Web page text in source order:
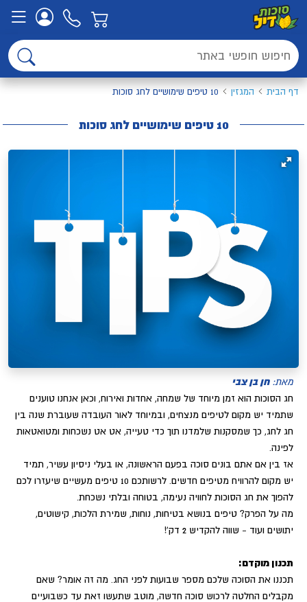
דף הבית המגזין 10 טיפים שימושיים לחג סוכות
10 טיפים שימושיים לחג סוכות
מאת:חן בן צבי
חג הסוכות הוא זמן מיוחד של שמחה, אחדות ואירוח, וכאן אנחנו טוענים
שתמיד יש מקום לטיפים מנצחים, ובמיוחד לאור העובדה שעוברת שנה בין
חג לחג, כך שמסקנות שלמדנו תוך כדי טעייה, אט אט נשכחות ומטואטאות
לפינה.
אז בין אם אתם בונים סוכה בפעם הראשונה, או בעלי ניסיון עשיר, תמיד
יש מקום להרוויח מטיפים חדשים. לרשותכם 10 טיפים מעשיים שיעזרו לכם
להפוך את חג הסוכות לחוויה נעימה, בטוחה ובלתי נשכחת.
מה על הפרק? טיפים בנושא בטיחות, נוחות, שמירת הלכות, קישוטים,
יתושים ועוד - שווה להקדיש 2 דק'!
תכנון מוקדם:
תכננו את הסוכה שלכם מספר שבועות לפני החג. מה זה אומר? שאם
מקבלים החלטה לרכוש סוכה חדשה, מוטב שתעשו זאת עד כשבועיים